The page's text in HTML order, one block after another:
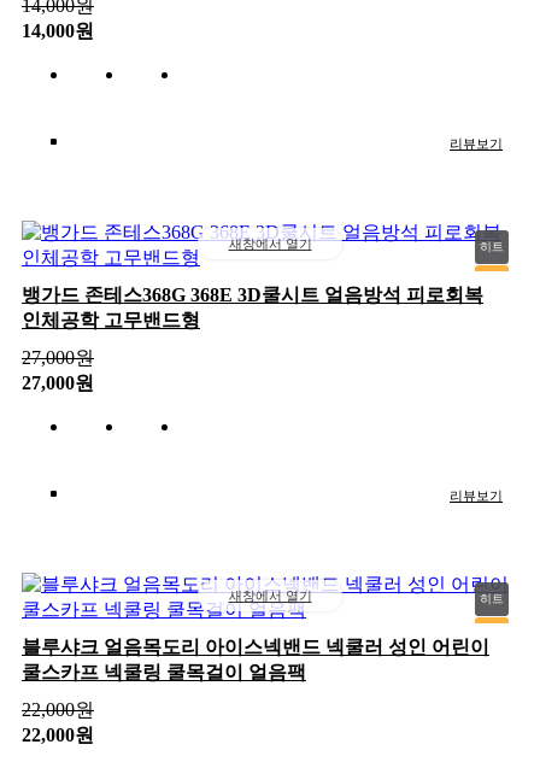
14,000원
14,000원
리뷰보기
히트
새창에서 열기
뱅가드 존테스368G 368E 3D쿨시트 얼음방석 피로회복
인체공학 고무밴드형
27,000원
27,000원
리뷰보기
히트
새창에서 열기
블루샤크 얼음목도리 아이스넥밴드 넥쿨러 성인 어린이
쿨스카프 넥쿨링 쿨목걸이 얼음팩
22,000원
22,000원